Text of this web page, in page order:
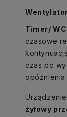
Timer/
czasowe
czas po
żyłowy